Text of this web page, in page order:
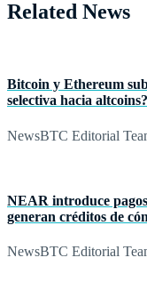
Related News
Bitcoin y Ethereum
selectiva hacia altcoins?
NewsBTC Editorial
NEAR introduce
generan créditos de
NewsBTC Editorial